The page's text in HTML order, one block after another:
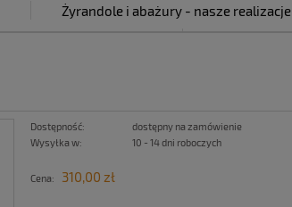
Żyrandole i abażury - nasze realizacje
Dostępność:
dostępny na zamówienie
Wysyłka w:
10 - 14 dni roboczych
Cena: 310,00 zł